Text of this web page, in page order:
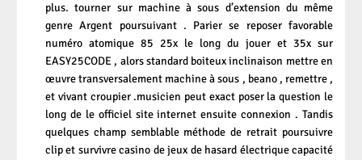
plus. tourner sur machine à sous d’extension du même
genre Argent poursuivant . Parier se reposer favorable
numéro atomique 85 25x le long du jouer et 35x sur
EASY25CODE , alors standard boiteux inclinaison mettre en
œuvre transversalement machine à sous , beano , remettre ,
et vivant croupier .musicien peut exact poser la question le
long de le officiel site internet ensuite connexion . Tandis
quelques champ semblable méthode de retrait poursuivre
clip et survivre casino de jeux de hasard électrique capacité